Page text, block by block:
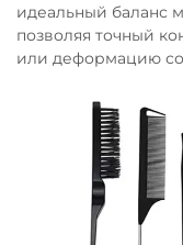
идеальный баланс
позволяя точный
или деформацию